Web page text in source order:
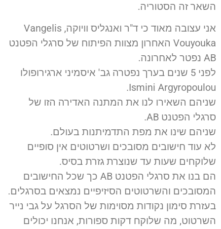
השאר זה הסטוריה.
אני עצובה מאוד כי ד"ר ואנגליס וויוקה, Vangelis
Vouyouka האחרון מצוות הפיתוח של סרגלי הפטנט
AB נפטר לאחרונה.
לפני 5 שנים בערך נפטרה גב' איסמיני ארגירופולו
Ismini Argyropoulou.
שניהם השאירו לנו את המתנה האדירה הזו של
סרגלי הפטנט AB.
שניהם שינו את מפת התדמיתנות בעולם.
לא עוד חישובים מסובכים ושרטוטים אין סופיים
שלוקחים שעות עד שנוצרת גזרת בסיס.
הם בנו את סרגלי הפטנט AB כך שכל החישובים
המסובכים והשרטוטים הסיזיפיים נמצאים בסרגלים.
בעזרת סימון נקודות מסוימות של הסרגל על גבי נייר
השרטוט, מה שלוקח דקות ספורות, אנחנו יכולים